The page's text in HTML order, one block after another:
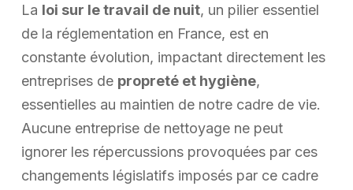
La loi sur le travail de nuit, un pilier essentiel
de la réglementation en France, est en
constante évolution, impactant directement les
entreprises de propreté et hygiène,
essentielles au maintien de notre cadre de vie.
Aucune entreprise de nettoyage ne peut
ignorer les répercussions provoquées par ces
changements législatifs imposés par ce cadre